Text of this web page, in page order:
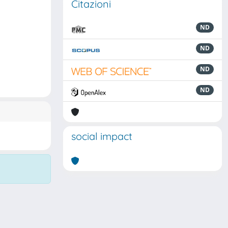
Citazioni
ND
ND
ND
ND
social impact